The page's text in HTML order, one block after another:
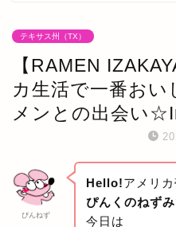
テキサス州（TX）
【RAMEN
カ生活で一番お
メンとの出会い
ぴんねず
Hello!アメリ
ぴんくのねずみ
今日は